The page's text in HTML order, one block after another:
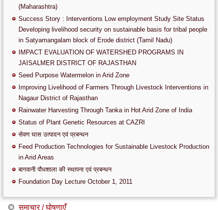
(Maharashtra)
Success Story : Interventions Low employment Study Site Status
Developing livelihood security on sustainable basis for tribal people
in Satyamangalam block of Erode district (Tamil Nadu)
IMPACT EVALUATION OF WATERSHED PROGRAMS IN
JAISALMER DISTRICT OF RAJASTHAN
Seed Purpose Watermelon in Arid Zone
Improving Livelihood of Farmers Through Livestock Interventions in
Nagaur District of Rajasthan
Rainwater Harvesting Through Tanka in Hot Arid Zone of India
Status of Plant Genetic Resources at CAZRI
सेवण घास उत्पादन एवं प्रबन्धन
Feed Production Technologies for Sustainable Livestock Production
in Arid Areas
बागवानी पौधशाला की स्थापना एवं प्रबन्धन
Foundation Day Lecture October 1, 2011
समाचार / घोषणाएँ